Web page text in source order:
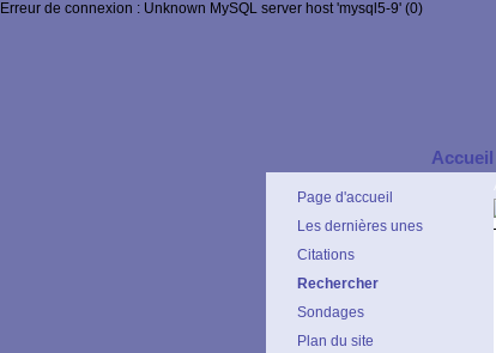
Erreur de connexion : Unknown MySQL server host 'mysql5-9' (0)
Accueil
Page d'accueil
Les dernières unes
Citations
Rechercher
Sondages
Plan du site